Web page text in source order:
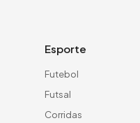
Esporte
Futebol
Futsal
Corridas